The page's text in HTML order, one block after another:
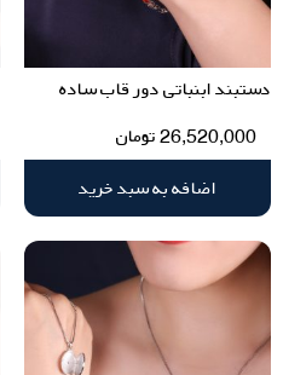
دستبند ابنباتی دور قاب ساده
26,520,000تومان
اضافه به سبد خرید